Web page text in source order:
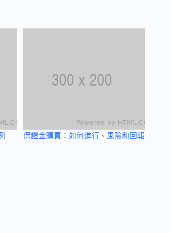
保證金購買：如何進行、風險和回報